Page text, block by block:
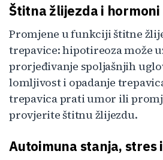
Štitna žlijezda i hormoni
Promjene u funkciji štitne
trepavice: hipotireoza može
prorjeđivanje spoljašnjih
lomljivost i opadanje
trepavica prati umor ili
provjerite štitnu žlijezdu.
Autoimuna stanja, stres